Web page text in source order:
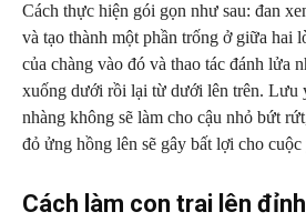
Cách thực hiện gói gọn như sau: đan
và tạo thành một phần trống ở giữa hai
của chàng vào đó và thao tác đánh lửa
xuống dưới rồi lại từ dưới lên trên. Lưu
nhàng không sẽ làm cho cậu nhỏ bứt
đỏ ửng hồng lên sẽ gây bất lợi cho cuộc
Cách làm con trai lên